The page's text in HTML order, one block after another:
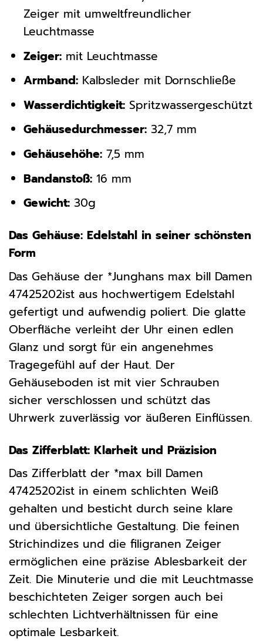
Zeiger mit umweltfreundlicher
Leuchtmasse
Zeiger:mit Leuchtmasse
Armband:Kalbsleder mit Dornschließe
Wasserdichtigkeit:Spritzwassergeschützt
Gehäusedurchmesser:32,7 mm
Gehäusehöhe:7,5 mm
Bandanstoß:16 mm
Gewicht:30g
Das Gehäuse: Edelstahl in seiner schönsten
Form
Das Gehäuse der *Junghans max bill Damen
47425202ist aus hochwertigem Edelstahl
gefertigt und aufwendig poliert. Die glatte
Oberfläche verleiht der Uhr einen edlen
Glanz und sorgt für ein angenehmes
Tragegefühl auf der Haut. Der
Gehäuseboden ist mit vier Schrauben
sicher verschlossen und schützt das
Uhrwerk zuverlässig vor äußeren Einflüssen.
Das Zifferblatt: Klarheit und Präzision
Das Zifferblatt der *max bill Damen
47425202ist in einem schlichten Weiß
gehalten und besticht durch seine klare
und übersichtliche Gestaltung. Die feinen
Strichindizes und die filigranen Zeiger
ermöglichen eine präzise Ablesbarkeit der
Zeit. Die Minuterie und die mit Leuchtmasse
beschichteten Zeiger sorgen auch bei
schlechten Lichtverhältnissen für eine
optimale Lesbarkeit.